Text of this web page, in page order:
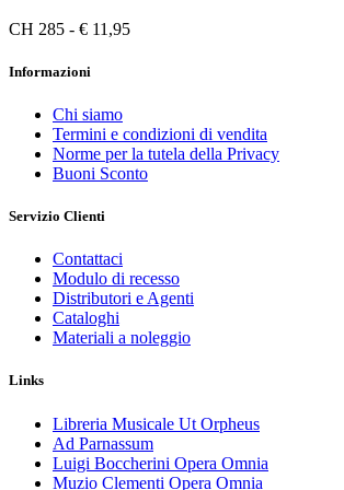
CH 285 - € 11,95
Informazioni
Chi siamo
Termini e condizioni di vendita
Norme per la tutela della Privacy
Buoni Sconto
Servizio Clienti
Contattaci
Modulo di recesso
Distributori e Agenti
Cataloghi
Materiali a noleggio
Links
Libreria Musicale Ut Orpheus
Ad Parnassum
Luigi Boccherini Opera Omnia
Muzio Clementi Opera Omnia